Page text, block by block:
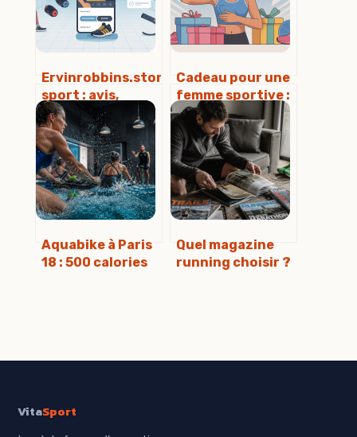
Ervinrobbins.store
sport : avis,
fiabilité et choix
des meilleurs
équipements
Cadeau pour une
femme sportive :
27 idées utiles,
stylées et
vraiment
appréciées
Aquabike à Paris
18 : 500 calories
Quel magazine
running choisir ?
VitaSport